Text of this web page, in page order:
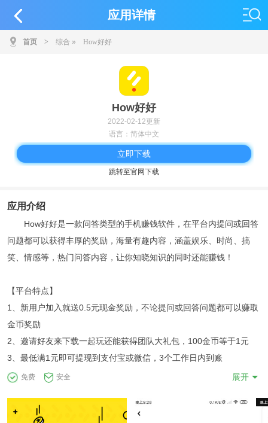
应用详情
首页 > 综合 » How好好
How好好
2022-02-12更新
语言：简体中文
立即下载
跳转至官网下载
应用介绍
How好好是一款问答类型的手机赚钱软件，在平台内提问或回答
问题都可以获得丰厚的奖励，海量有趣内容，涵盖娱乐、时尚、搞
笑、情感等，热门问答内容，让你知晓知识的同时还能赚钱！
【平台特点】
1、新用户加入就送0.5元现金奖励，不论提问或回答问题都可以赚取
金币奖励
2、邀请好友来下载一起玩还能获得团队大礼包，100金币等于1元
3、最低满1元即可提现到支付宝或微信，3个工作日内到账
免费 安全 展开